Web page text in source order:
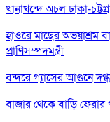
খানাখন্দে অচল ঢাকা-
হাওরে মাছের অভয়াশ্রম
প্রাণিসম্পদমন্ত্রী
বন্দরে গ্যাসের আগুনে
বাজার থেকে বাড়ি